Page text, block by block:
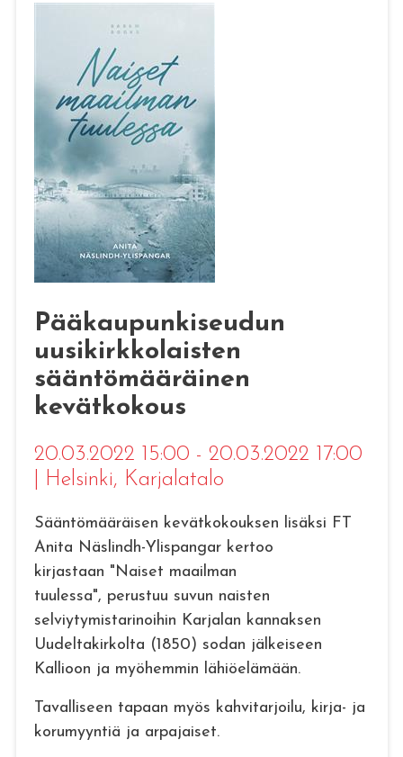
Pääkaupunkiseudun
uusikirkkolaisten
sääntömääräinen
kevätkokous
20.03.2022 15:00 - 20.03.2022 17:00
Helsinki, Karjalatalo
Sääntömääräisen kevätkokouksen lisäksi FT
Anita Näslindh-Ylispangar kertoo
kirjastaan "Naiset maailman
tuulessa", perustuu suvun naisten
selviytymistarinoihin Karjalan kannaksen
Uudeltakirkolta (1850) sodan jälkeiseen
Kallioon ja myöhemmin lähiöelämään.
Tavalliseen tapaan myös kahvitarjoilu, kirja- ja
korumyyntiä ja arpajaiset.